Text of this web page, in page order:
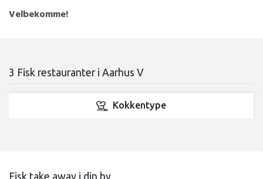
Velbekomme!
3 Fisk restauranter i Aarhus V
Kokkentype
Fisk take away i din by